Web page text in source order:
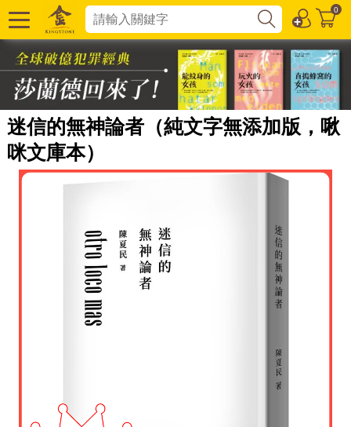
0
迷信的無神論者（純文字無添加版，啾
咪文庫本）